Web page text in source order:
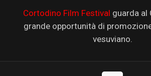
Cortodino Film Festival guarda al
grande opportunità di
vesuviano.